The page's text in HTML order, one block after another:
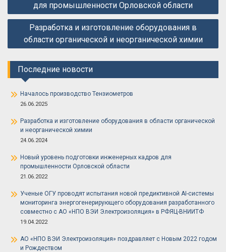
записям
для промышленности Орловской области
Разработка и изготовление оборудования в
области органической и неорганической химии
Последние новости
Началось производство Тензиометров
26.06.2025
Разработка и изготовление оборудования в области органической
и неорганической химии
24.06.2024
Новый уровень подготовки инженерных кадров для
промышленности Орловской области
21.06.2022
Ученые ОГУ проводят испытания новой предиктивной AI-системы
мониторинга энергогенерирующего оборудования разработанного
совместно с АО «НПО ВЭИ Электроизоляция» в РФЯЦ-ВНИИТФ
19.04.2022
АО «НПО ВЭИ Электроизоляция» поздравляет с Новым 2022 годом
и Рождеством